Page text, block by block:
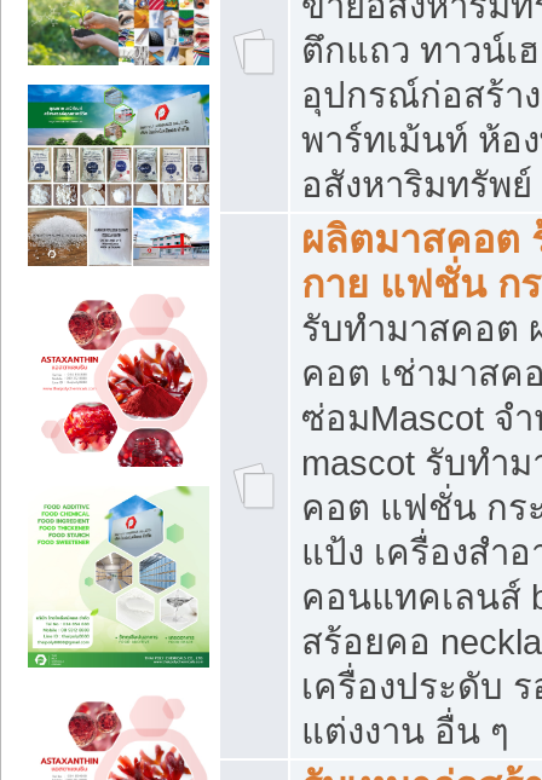
ตึกแถว ทาวน์เ
อุปกรณ์ก่อสร้า
พาร์ทเม้นท์ ห้อ
อสังหาริมทรัพ
ผลิตมาสคอต
กาย แฟชั่น กร
รับทำมาสคอต
คอต เช่ามาสค
ซ่อมMascot จ
mascot รับทำ
คอต แฟชั่น กระ
แป้ง เครื่องสำ
คอนแทคเลนส์
สร้อยคอ
เครื่องประดับ ร
แต่งงาน อื่น ๆ